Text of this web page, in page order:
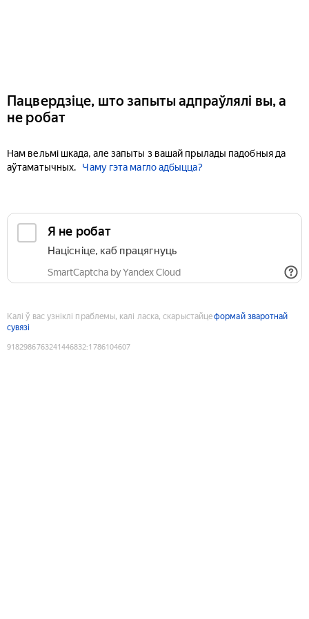
Пацвердзіце, што запыты адпраўлялі вы, а
не робат
Нам вельмі шкада, але запыты з вашай прылады падобныя да
аўтаматычных.
Чаму гэта магло адбыцца?
Я не робат
Націсніце, каб працягнуць
SmartCaptcha by Yandex Cloud
Калі ў вас узніклі праблемы, калі ласка, скарыстайцеформай зваротнай
сувязі
9182986763241446832:1786104607